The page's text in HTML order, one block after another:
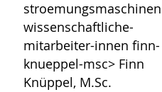
stroemungsmaschinen
wissenschaftliche-
mitarbeiter-innen finn-
knueppel-msc> Finn
Knüppel, M.Sc.